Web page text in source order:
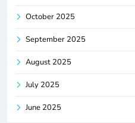
October 2025
September 2025
August 2025
July 2025
June 2025